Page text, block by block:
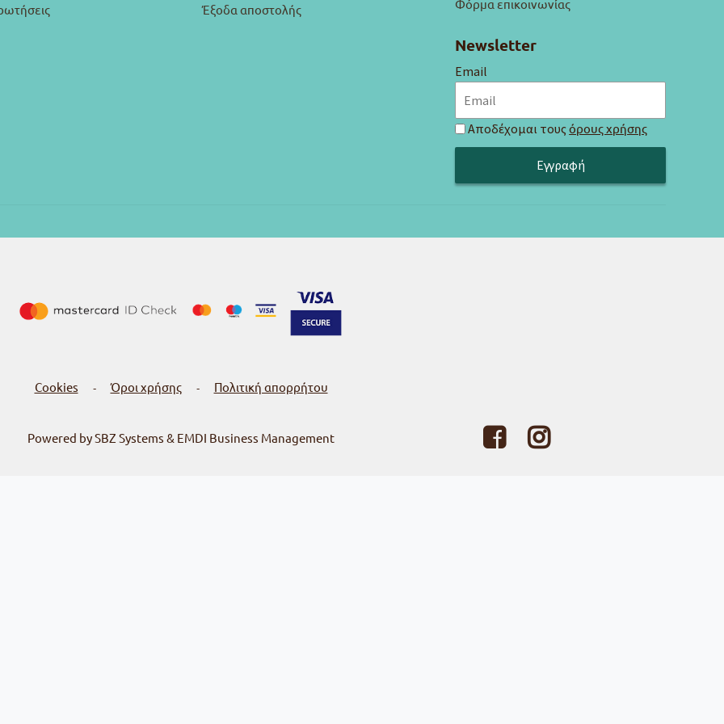
Έξοδα αποστολής
Φόρμα επικοινωνίας
Newsletter
Email
Αποδέχομαι τουςόρους χρήσης
Cookies - Όροι χρήσης - Πολιτική απορρήτου
Powered by SBZ Systems & EMDI Business Management